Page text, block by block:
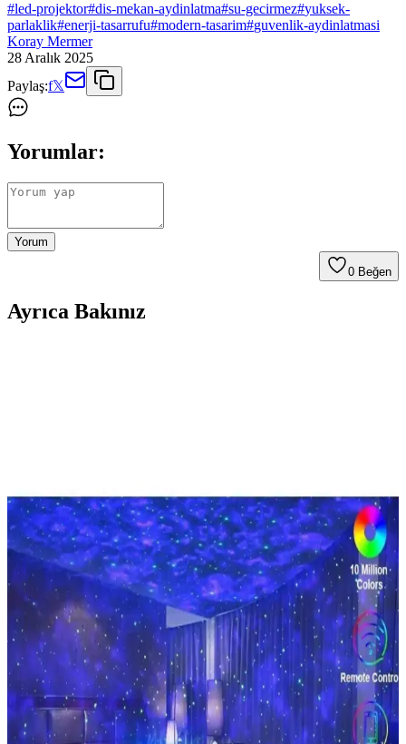
#led-projektor#dis-mekan-aydinlatma#su-gecirmez#yuksek-
parlaklik#enerji-tasarrufu#modern-tasarim#guvenlik-aydinlatmasi
Koray Mermer
28 Aralık 2025
Paylaş:f𝕏
Yorumlar:
Yorum
0 Beğen
Ayrıca Bakınız
ŞANLED 100W LED Projektör: Yüksek Güçlü ve
Dayanıklı Dış Mekan Aydınlatma Çözümü
ŞANLED 100W LED projektör, 6800 lümen parlaklık ve IP66 su
geçirmezlik ile iç ve dış mekanlarda güvenle kullanılabilir, enerji
tasarrufu sağlayan modern tasarım ile öne çıkar.
Kendal KLF172 Slim Döküm LED Projektör:
6500K Beyaz Işık ve IP65 Dayanıklılık
Kendal KLF172, dış mekan için 30W slim döküm LED projektör
olup 6500K renk sıcaklığı, yaklaşık 2400 lm ve IP65 koruması ile
dayanıklı aydınlatma sağlar. 44x222x226 mm boyutlar, 220–240V
giriş ve farklı kurulum seçenekleri sunar.